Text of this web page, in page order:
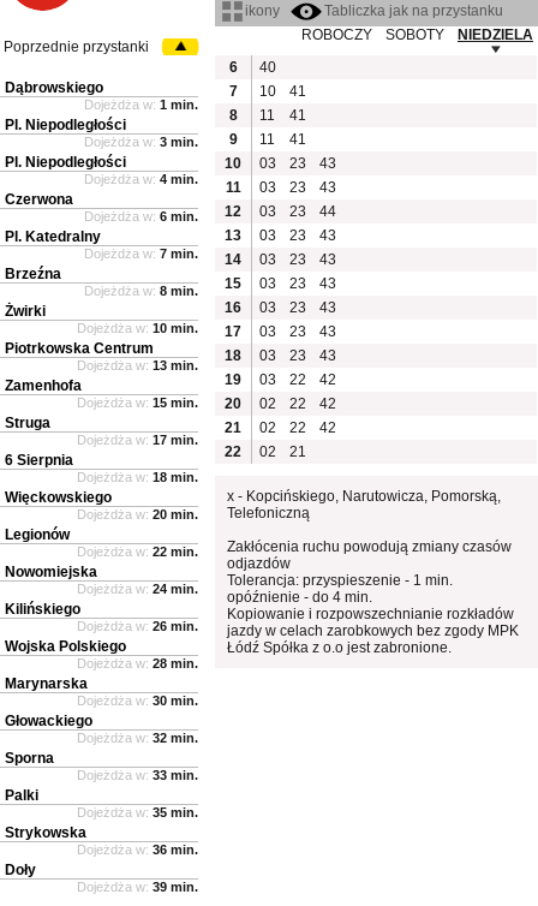
ikony
Tabliczka jak na przystanku
ROBOCZY
SOBOTY
NIEDZIELA
6
40
7
10
41
8
11
41
9
11
41
10
03 23
43
11
03 23
43
12
03 23
44
13
03 23
43
14
03 23
43
15
03 23
43
16
03 23
43
17
03 23
43
18
03 23
43
19
03 22
42
20
02 22
42
21
02 22
42
22
02 21
x - Kopcińskiego, Narutowicza, Pomorską,
Telefoniczną
Zakłócenia ruchu powodują zmiany czasów
odjazdów
Tolerancja: przyspieszenie - 1 min.
opóźnienie - do 4 min.
Kopiowanie i rozpowszechnianie rozkładów
jazdy w celach zarobkowych bez zgody MPK
Łódź Spółka z o.o jest zabronione.
Poprzednie przystanki
Dąbrowskiego
Dojeżdża w: 1 min.
Pl. Niepodległości
Dojeżdża w: 3 min.
Pl. Niepodległości
Dojeżdża w: 4 min.
Czerwona
Dojeżdża w: 6 min.
Pl. Katedralny
Dojeżdża w: 7 min.
Brzeźna
Dojeżdża w: 8 min.
Żwirki
Dojeżdża w: 10 min.
Piotrkowska Centrum
Dojeżdża w: 13 min.
Zamenhofa
Dojeżdża w: 15 min.
Struga
Dojeżdża w: 17 min.
6 Sierpnia
Dojeżdża w: 18 min.
Więckowskiego
Dojeżdża w: 20 min.
Legionów
Dojeżdża w: 22 min.
Nowomiejska
Dojeżdża w: 24 min.
Kilińskiego
Dojeżdża w: 26 min.
Wojska Polskiego
Dojeżdża w: 28 min.
Marynarska
Dojeżdża w: 30 min.
Głowackiego
Dojeżdża w: 32 min.
Sporna
Dojeżdża w: 33 min.
Palki
Dojeżdża w: 35 min.
Strykowska
Dojeżdża w: 36 min.
Doły
Dojeżdża w: 39 min.